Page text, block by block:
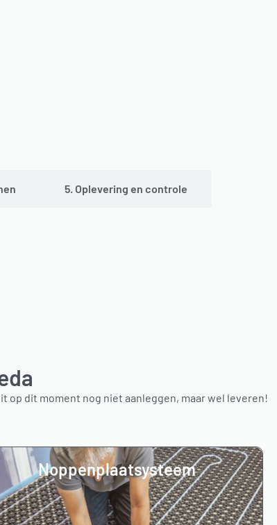
5. Oplevering en controle
op dit moment nog niet aanleggen, maar wel leveren!
Noppenplaatsysteem